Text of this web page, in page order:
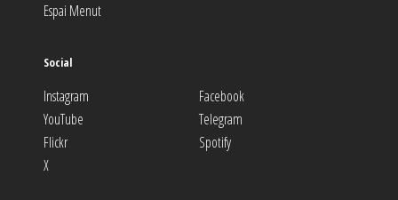
Espai Menut
Social
Instagram
Facebook
YouTube
Telegram
Flickr
Spotify
X